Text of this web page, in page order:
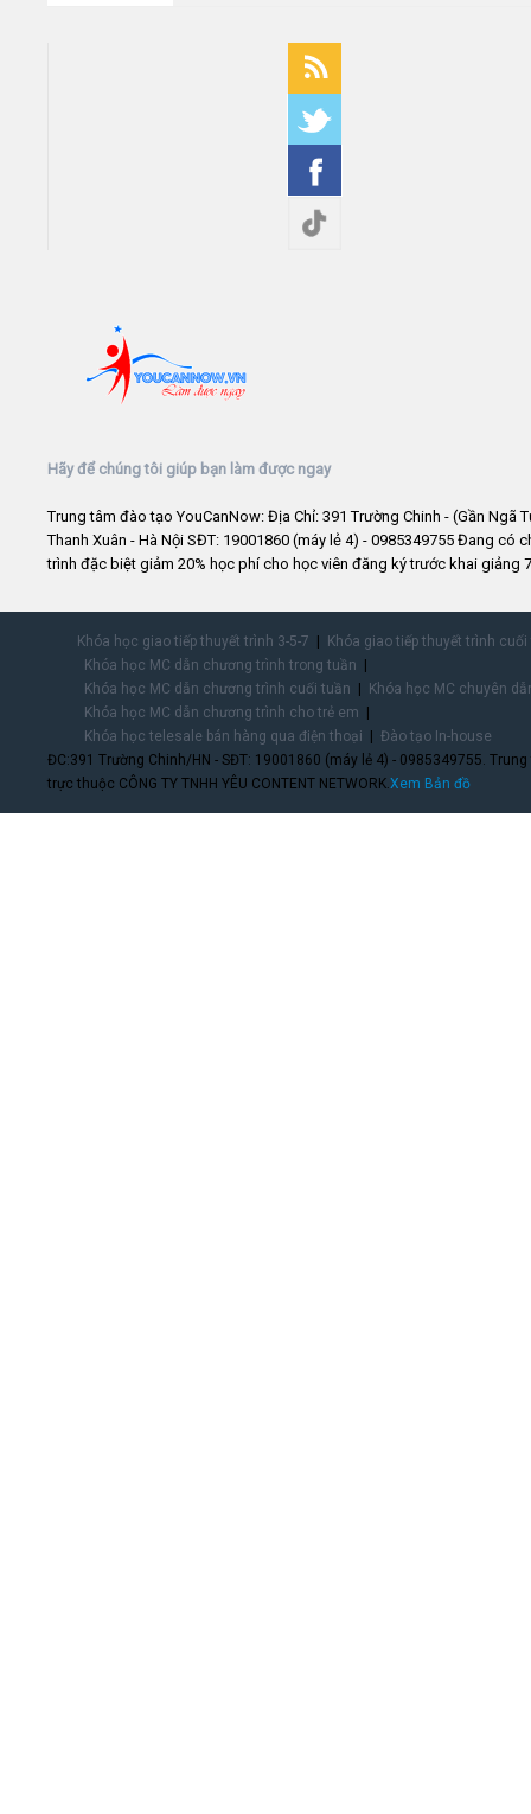
Hãy để chúng tôi giúp bạn làm được ngay
Trung tâm đào tạo YouCanNow: Địa Chỉ: 391 Trường Chinh - (Gần Ngã
Thanh Xuân - Hà Nội SĐT: 19001860 (máy lẻ 4) - 0985349755 Đang có
trình đặc biệt giảm 20% học phí cho học viên đăng ký trước khai giảng
Khóa học giao tiếp thuyết trình 3-5-7
Khóa giao tiếp thuyết trình
Khóa học MC dẫn chương trình trong tuần
Khóa học MC dẫn chương trình cuối tuần
Khóa học MC chuyên
Khóa học MC dẫn chương trình cho trẻ em
Khóa học telesale bán hàng qua điện thoại
Đào tạo In-house
ĐC:391 Trường Chinh/HN - SĐT: 19001860 (máy lẻ 4) - 0985349755.
trực thuộc CÔNG TY TNHH YÊU CONTENT NETWORK.Xem Bản đồ